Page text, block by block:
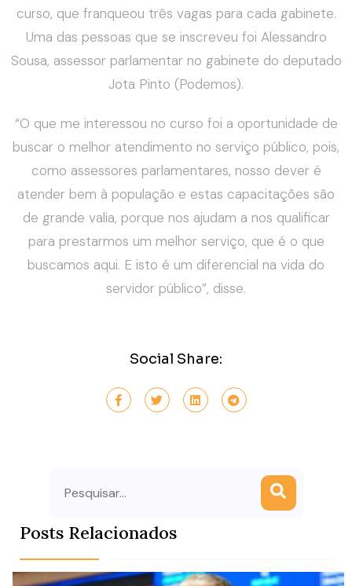
curso, que franqueou três vagas para cada gabinete.
Uma das pessoas que se inscreveu foi Alessandro
Sousa, assessor parlamentar no gabinete do deputado
Jota Pinto (Podemos).
“O que me interessou no curso foi a oportunidade de
buscar o melhor atendimento no serviço público, pois,
como assessores parlamentares, nosso dever é
atender bem à população e estas capacitações são
de grande valia, porque nos ajudam a nos qualificar
para prestarmos um melhor serviço, que é o que
buscamos aqui. E isto é um diferencial na vida do
servidor público”, disse.
Social Share:
Posts Relacionados